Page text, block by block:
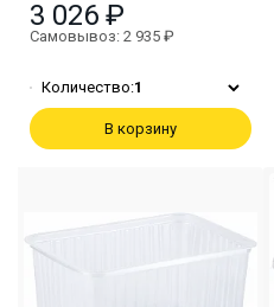
3 026 ₽
Самовывоз: 2 935 ₽
Количество:1
В корзину